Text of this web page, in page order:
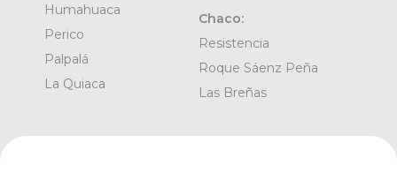
Humahuaca
Perico
Palpalá
La Quiaca
Chaco:
Resistencia
Roque Sáenz Peña
Las Breñas